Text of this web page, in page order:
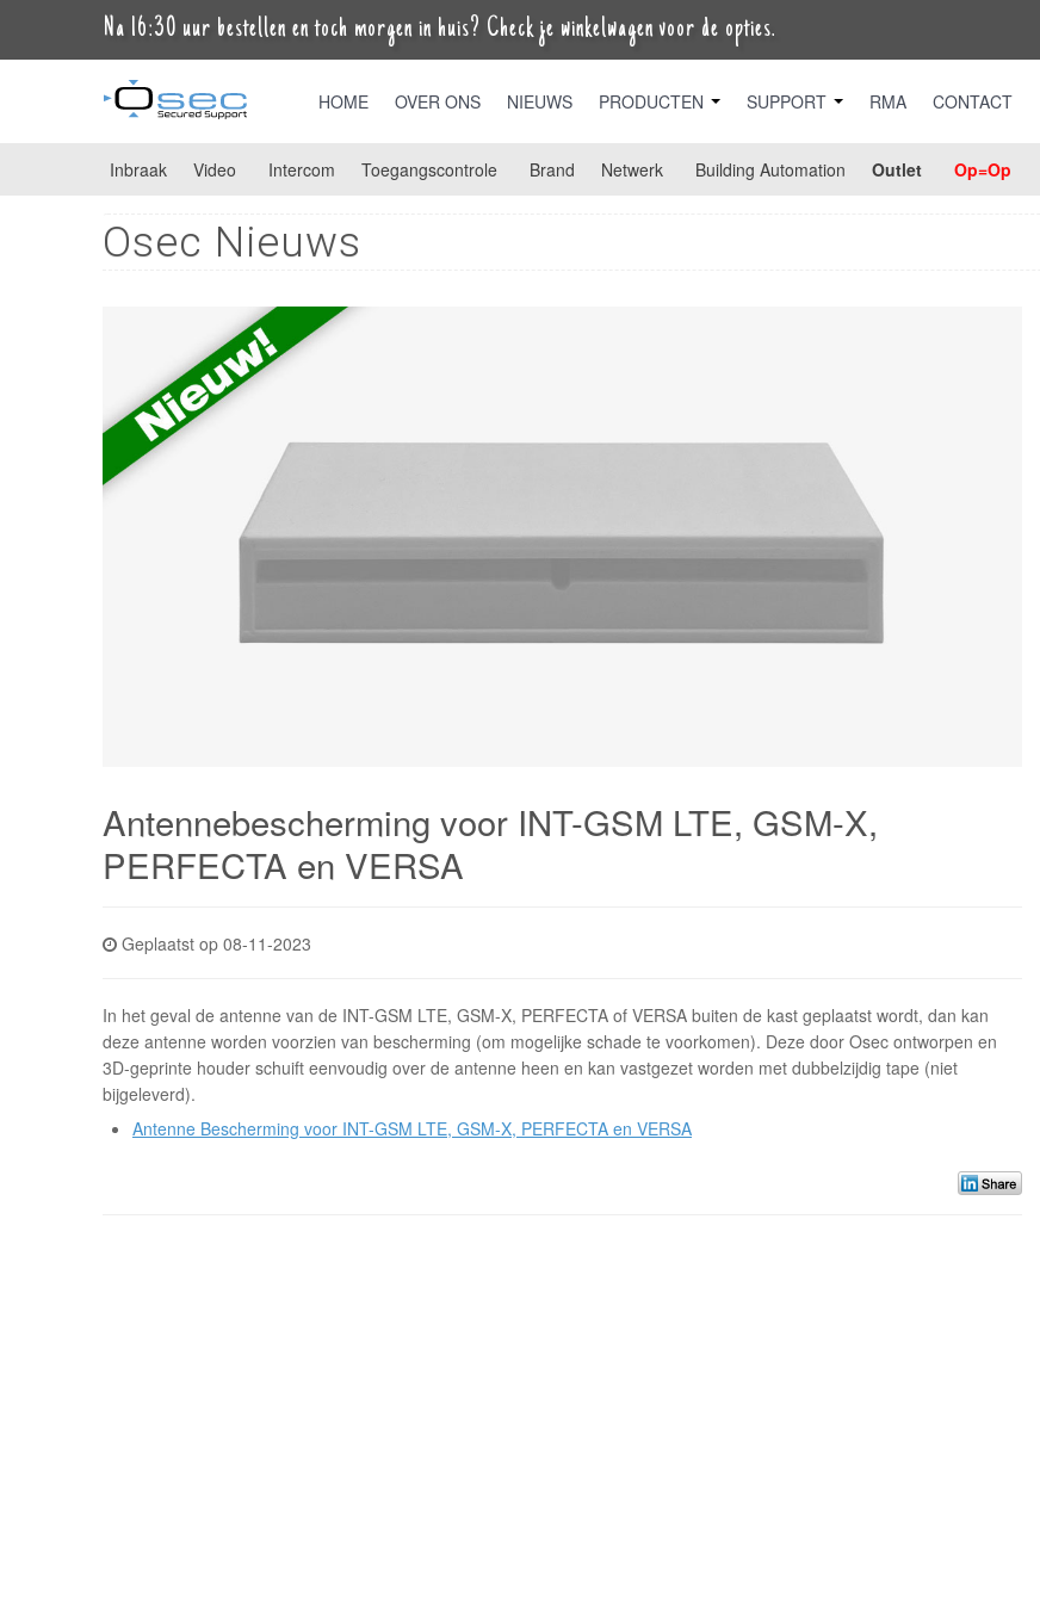
Na 16:30 uur bestellen en toch morgen in huis? Check je winkelwagen voor de opties.
HOME OVER ONS NIEUWS PRODUCTEN SUPPORT RMA CONTACT
Inbraak Video Intercom Toegangscontrole Brand Netwerk Building Automation Outlet Op=Op
Osec Nieuws
Antennebescherming voor INT-GSM LTE, GSM-X,
PERFECTA en VERSA
Geplaatst op 08-11-2023
In het geval de antenne van de INT-GSM LTE, GSM-X, PERFECTA of VERSA buiten de kast geplaatst wordt, dan kan
deze antenne worden voorzien van bescherming (om mogelijke schade te voorkomen). Deze door Osec ontworpen en
3D-geprinte houder schuift eenvoudig over de antenne heen en kan vastgezet worden met dubbelzijdig tape (niet
bijgeleverd).
Antenne Bescherming voor INT-GSM LTE, GSM-X, PERFECTA en VERSA